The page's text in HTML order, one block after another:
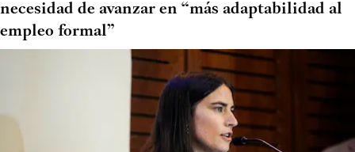
necesidad de avanzar en “más adaptabilidad al
empleo formal”